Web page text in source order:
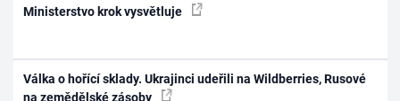
Ministerstvo krok vysvětluje
Válka o hořící sklady. Ukrajinci udeřili na Wildberries, Rusové
na zemědělské zásoby